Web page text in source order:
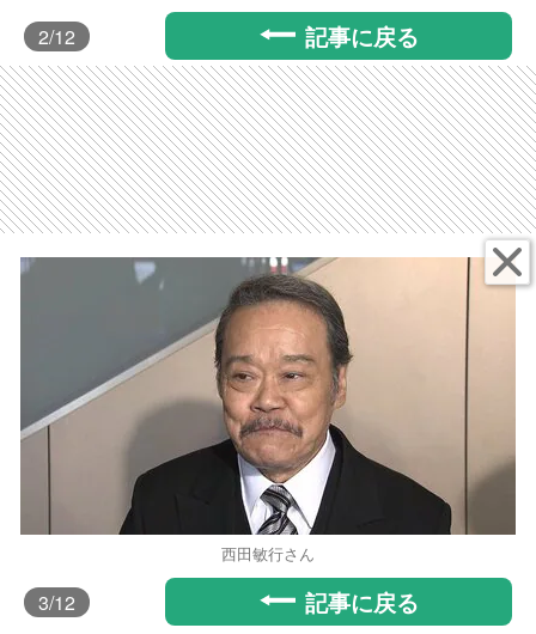
2/12 記事に戻る
西田敏行さん
3/12 記事に戻る